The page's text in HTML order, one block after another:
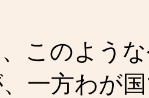
このよう
一方わが